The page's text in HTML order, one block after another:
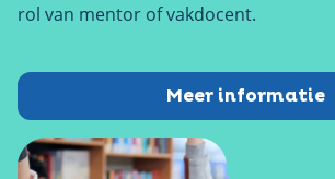
rol van mentor of vakdocent.
Meer informatie